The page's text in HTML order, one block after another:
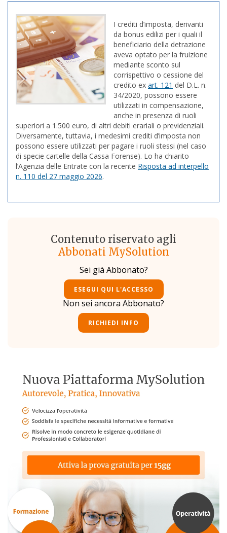
I crediti d’imposta, derivanti
da bonus edilizi per i quali il
beneficiario della detrazione
aveva optato per la fruizione
mediante sconto sul
corrispettivo o cessione del
credito ex art. 121 del D.L. n.
34/2020, possono essere
utilizzati in compensazione,
anche in presenza di ruoli
superiori a 1.500 euro, di altri debiti erariali o previdenziali.
Diversamente, tuttavia, i medesimi crediti d’imposta non
possono essere utilizzati per pagare i ruoli stessi (nel caso
di specie cartelle della Cassa Forense). Lo ha chiarito
l’Agenzia delle Entrate con la recente Risposta ad interpello
n. 110 del 27 maggio 2026.
Contenuto riservato agli
Abbonati MySolution
Sei già Abbonato?
ESEGUI QUI L'ACCESSO
Non sei ancora Abbonato?
RICHIEDI INFO